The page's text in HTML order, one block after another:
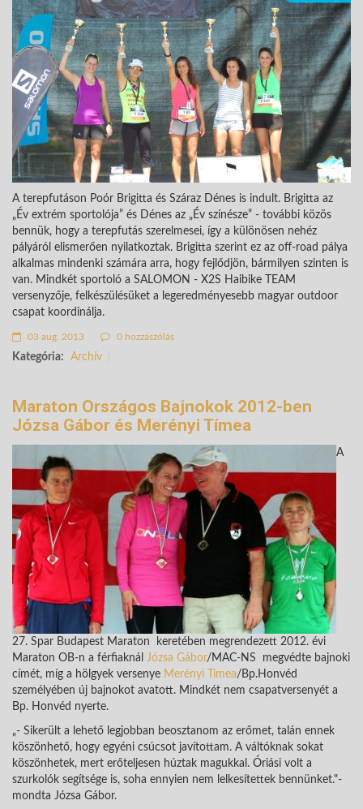
A terepfutáson Poór Brigitta és Száraz Dénes is indult. Brigitta az
„Év extrém sportolója” és Dénes az „Év színésze” - további közös
bennük, hogy a terepfutás szerelmesei, így a különösen nehéz
pályáról elismerően nyilatkoztak. Brigitta szerint ez az off-road pálya
alkalmas mindenki számára arra, hogy fejlődjön, bármilyen szinten is
van. Mindkét sportoló a SALOMON - X2S Haibike TEAM
versenyzője, felkészülésüket a legeredményesebb magyar outdoor
csapat koordinálja.
03 aug. 2013 0 hozzászólás
Kategória: Archív
Maraton Országos Bajnokok 2012-ben
Józsa Gábor és Merényi Tímea
A
27. Spar Budapest Maraton keretében megrendezett 2012. évi
Maraton OB-n a férfiaknál Józsa Gábor/MAC-NS megvédte bajnoki
címét, míg a hölgyek versenye Merényi Tímea/Bp.Honvéd
személyében új bajnokot avatott. Mindkét nem csapatversenyét a
Bp. Honvéd nyerte.
„- Sikerült a lehető legjobban beosztanom az erőmet, talán ennek
köszönhető, hogy egyéni csúcsot javítottam. A váltóknak sokat
köszönhetek, mert erőteljesen húztak magukkal. Óriási volt a
szurkolók segítsége is, soha ennyien nem lelkesítettek bennünket."-
mondta Józsa Gábor.